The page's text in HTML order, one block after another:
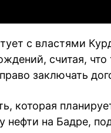
с властями
считая, что
заключать
которая
на Бадре,